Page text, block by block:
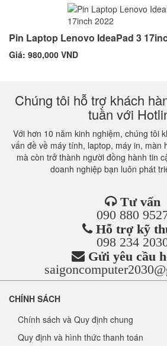
Pin Laptop Lenovo IdeaPad 3
Giá: 980,000 VND
Chúng tôi hỗ trợ khách
tuần với
Với hơn 10 năm kinh nghiệm, chúng tôi
vấn đề về máy tính, laptop, máy in, màn
mà còn trở thành người đồng hành tin
doanh nghiệp bạn luôn phát
Tư vấn
090 880
Hỗ trợ kỹ
098 234
Gửi yêu cầu
CHÍNH SÁCH
Chính sách và Quy định chung
Quy định và hình thức thanh toán